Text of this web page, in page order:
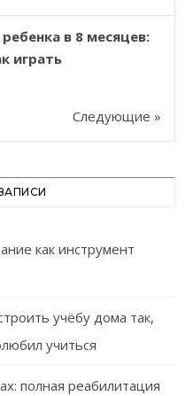
в 8 месяцев:
играть
Следующие »
как инструмент
учёбу дома так,
учиться
полная реабилитация